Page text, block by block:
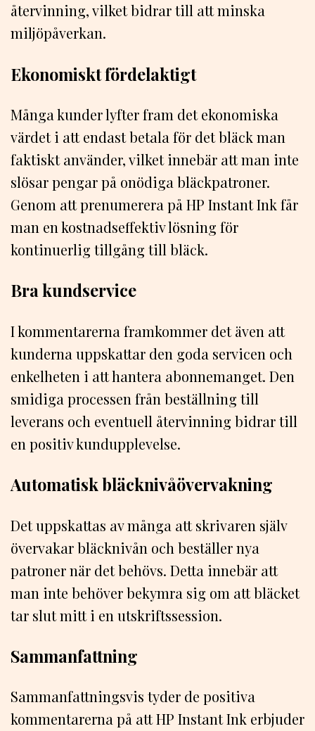
återvinning, vilket bidrar till att minska
miljöpåverkan.
Ekonomiskt fördelaktigt
Många kunder lyfter fram det ekonomiska
värdet i att endast betala för det bläck man
faktiskt använder, vilket innebär att man inte
slösar pengar på onödiga bläckpatroner.
Genom att prenumerera på HP Instant Ink får
man en kostnadseffektiv lösning för
kontinuerlig tillgång till bläck.
Bra kundservice
I kommentarerna framkommer det även att
kunderna uppskattar den goda servicen och
enkelheten i att hantera abonnemanget. Den
smidiga processen från beställning till
leverans och eventuell återvinning bidrar till
en positiv kundupplevelse.
Automatisk bläcknivåövervakning
Det uppskattas av många att skrivaren själv
övervakar bläcknivån och beställer nya
patroner när det behövs. Detta innebär att
man inte behöver bekymra sig om att bläcket
tar slut mitt i en utskriftssession.
Sammanfattning
Sammanfattningsvis tyder de positiva
kommentarerna på att HP Instant Ink erbjuder